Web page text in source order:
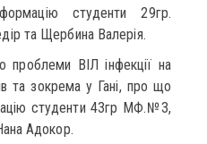
студенти 29гр.
та Щербина Валерія.
проблеми ВІЛ інфекції на
та зокрема у Гані, про що
студенти 43гр МФ.№3,
Адокор.